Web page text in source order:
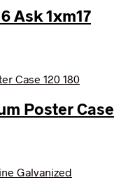
Ask 1xm17
Poster Case